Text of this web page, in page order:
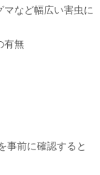
など幅広い害虫に
有無
事前に確認すると